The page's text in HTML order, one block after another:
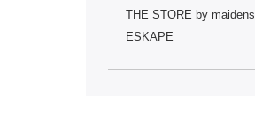
THE STORE by maidens
ESKAPE